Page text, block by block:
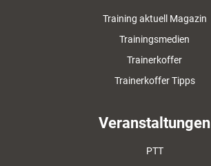
Training aktuell Magazin
Trainingsmedien
Trainerkoffer
Trainerkoffer Tipps
Veranstaltungen
PTT